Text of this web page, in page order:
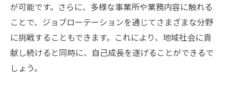
が可能です。さらに、多様な事業所や業務内容に触れる
ことで、ジョブローテーションを通じてさまざまな分野
に挑戦することもできます。これにより、地域社会に貢
献し続けると同時に、自己成長を遂げることができるで
しょう。